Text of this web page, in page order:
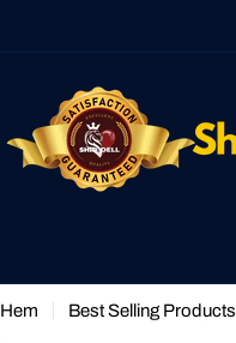
Hem Best Selling Products